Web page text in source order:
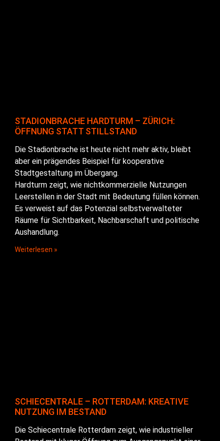
STADIONBRACHE HARDTURM – ZÜRICH:
ÖFFNUNG STATT STILLSTAND
Die Stadionbrache ist heute nicht mehr aktiv, bleibt
aber ein prägendes Beispiel für kooperative
Stadtgestaltung im Übergang.
Hardturm zeigt, wie nichtkommerzielle Nutzungen
Leerstellen in der Stadt mit Bedeutung füllen können.
Es verweist auf das Potenzial selbstverwalteter
Räume für Sichtbarkeit, Nachbarschaft und politische
Aushandlung.
Weiterlesen »
SCHIECENTRALE – ROTTERDAM: KREATIVE
NUTZUNG IM BESTAND
Die Schiecentrale Rotterdam zeigt, wie industrieller